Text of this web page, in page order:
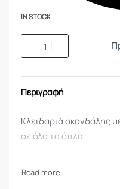
IN STOCK
Περιγραφή
Κλειδαριά σκανδάλης
σε όλα τα όπλα.